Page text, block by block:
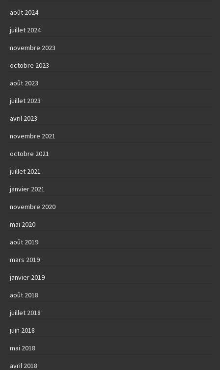
août 2024
juillet 2024
novembre 2023
octobre 2023
août 2023
juillet 2023
avril 2023
novembre 2021
octobre 2021
juillet 2021
janvier 2021
novembre 2020
mai 2020
août 2019
mars 2019
janvier 2019
août 2018
juillet 2018
juin 2018
mai 2018
avril 2018